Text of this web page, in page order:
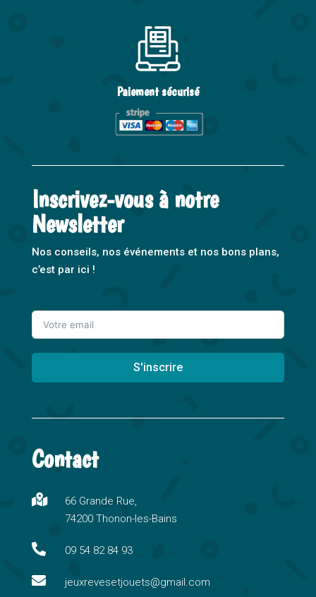
Paiement sécurisé
Inscrivez-vous à notre
Newsletter
Nos conseils, nos événements et nos bons plans,
c’est par ici !
S'inscrire
l
e
n
a
i
e
Contact

66 Grande Rue,
74200 Thonon-les-Bains
 09 54 82 84 93
 jeuxrevesetjouets@gmail.com